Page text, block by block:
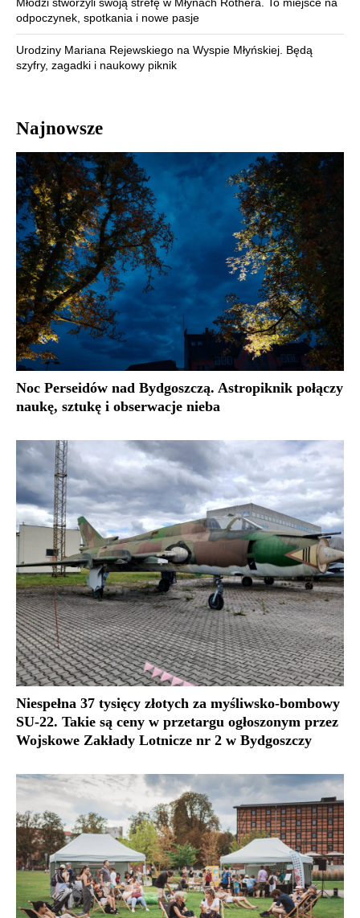
odpoczynek, spotkania i nowe pasje
Urodziny Mariana Rejewskiego na Wyspie Młyńskiej. Będą
szyfry, zagadki i naukowy piknik
Najnowsze
Noc Perseidów nad Bydgoszczą. Astropiknik połączy
naukę, sztukę i obserwacje nieba
Niespełna 37 tysięcy złotych za myśliwsko-bombowy
SU-22. Takie są ceny w przetargu ogłoszonym przez
Wojskowe Zakłady Lotnicze nr 2 w Bydgoszczy